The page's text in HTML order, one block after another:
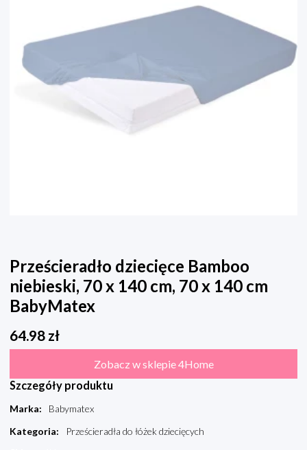
Prześcieradło dziecięce Bamboo
niebieski, 70 x 140 cm, 70 x 140 cm
BabyMatex
64.98 zł
Zobacz w sklepie 4Home
Szczegóły produktu
Marka:
Babymatex
Kategoria:
Prześcieradła do łóżek dziecięcych